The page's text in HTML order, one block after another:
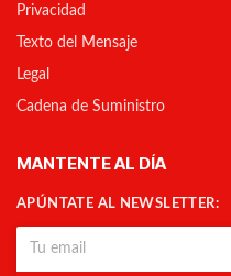
Privacidad
Texto del Mensaje
Legal
Cadena de Suministro
MANTENTE AL DÍA
APÚNTATE AL NEWSLETTER: